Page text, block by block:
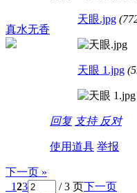
真水无香
天眼.jpg
天眼 1.jpg
回复 支持 反对
使用道具 举报
下一页 »
123 / 3 页下一页